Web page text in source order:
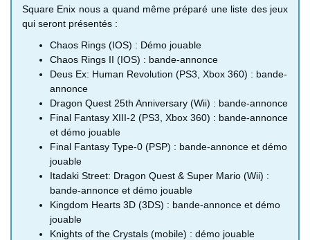
Square Enix nous a quand même préparé une liste des jeux
qui seront présentés :
Chaos Rings (IOS) : Démo jouable
Chaos Rings II (IOS) : bande-annonce
Deus Ex: Human Revolution (PS3, Xbox 360) : bande-
annonce
Dragon Quest 25th Anniversary (Wii) : bande-annonce
Final Fantasy XIII-2 (PS3, Xbox 360) : bande-annonce
et démo jouable
Final Fantasy Type-0 (PSP) : bande-annonce et démo
jouable
Itadaki Street: Dragon Quest & Super Mario (Wii) :
bande-annonce et démo jouable
Kingdom Hearts 3D (3DS) : bande-annonce et démo
jouable
Knights of the Crystals (mobile) : démo jouable